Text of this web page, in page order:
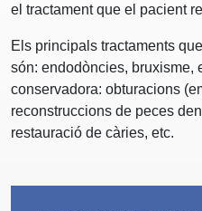
el tractament que el pacient
Els principals tractaments
són: endodòncies, bruxisme,
conservadora: obturacions
reconstruccions de peces
restauració de càries, etc.